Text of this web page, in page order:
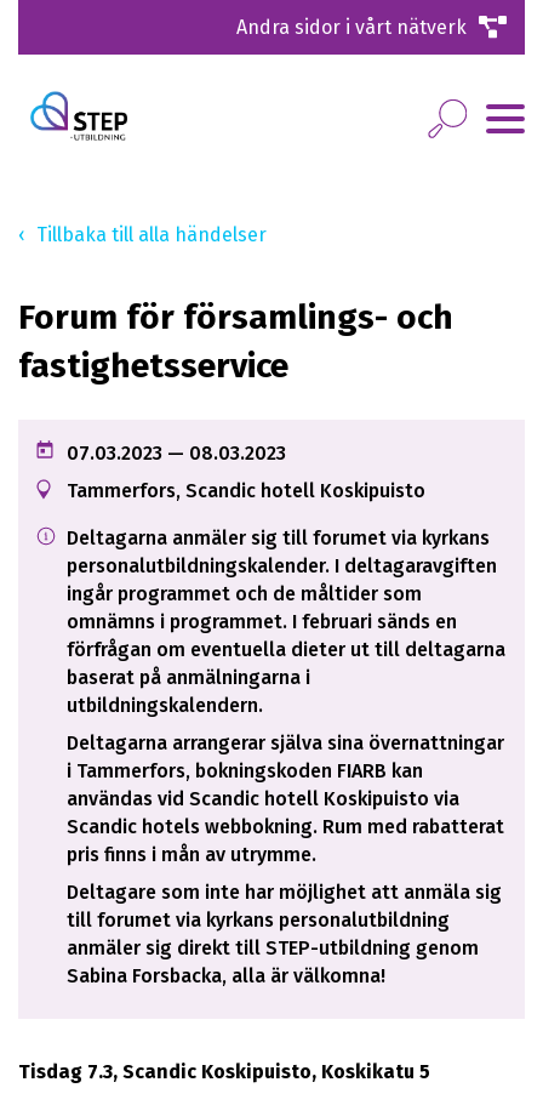
Andra sidor i vårt nätverk
Tillbaka till alla händelser
Forum för församlings- och
fastighetsservice
07.03.2023 — 08.03.2023
Tammerfors, Scandic hotell Koskipuisto
Deltagarna anmäler sig till forumet via kyrkans
personalutbildningskalender. I deltagaravgiften
ingår programmet och de måltider som
omnämns i programmet. I februari sänds en
förfrågan om eventuella dieter ut till deltagarna
baserat på anmälningarna i
utbildningskalendern.
Deltagarna arrangerar själva sina övernattningar
i Tammerfors, bokningskoden FIARB kan
användas vid Scandic hotell Koskipuisto via
Scandic hotels webbokning. Rum med rabatterat
pris finns i mån av utrymme.
Deltagare som inte har möjlighet att anmäla sig
till forumet via kyrkans personalutbildning
anmäler sig direkt till STEP-utbildning genom
Sabina Forsbacka, alla är välkomna!
Tisdag 7.3, Scandic Koskipuisto, Koskikatu 5